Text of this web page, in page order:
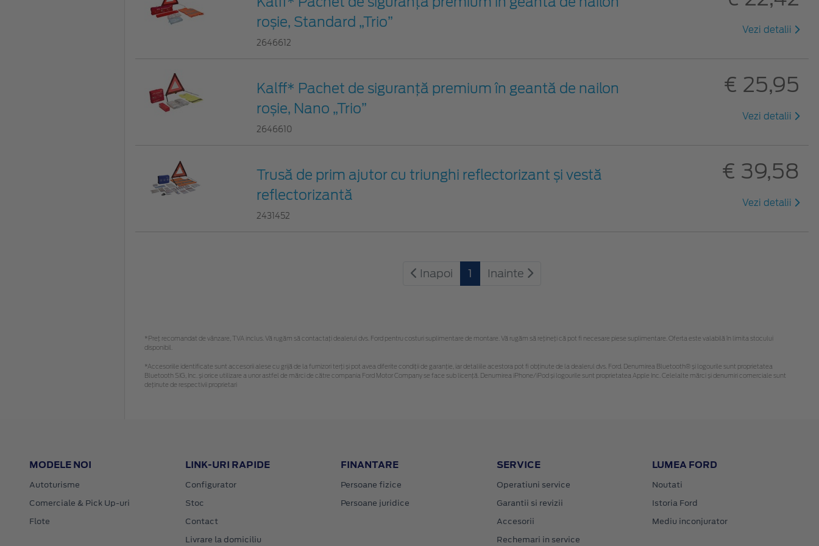
roșie, Standard „Trio”
2646612
Vezi detalii
Kalff* Pachet de siguranţă premium în geantă de nailon
roșie, Nano „Trio”
2646610
€ 25,95
Vezi detalii
Trusă de prim ajutor cu triunghi reflectorizant și vestă
reflectorizantă
2431452
€ 39,58
Vezi detalii
Inapoi 1 Inainte
*Preţ recomandat de vânzare, TVA inclus. Vă rugăm să contactaţi dealerul dvs. Ford pentru costuri suplimentare de montare. Vă rugăm să rețineți că pot fi necesare piese suplimentare. Oferta este valabilă în limita stocului
disponibil.
*Accesoriile identificate sunt accesorii alese cu grijă de la furnizori terți și pot avea diferite condiții de garanție, iar detaliile acestora pot fi obținute de la dealerul dvs. Ford. Denumirea Bluetooth® și logourile sunt proprietatea
Bluetooth SIG, Inc. și orice utilizare a unor astfel de mărci de către compania Ford Motor Company se face sub licență. Denumirea iPhone/iPod și logourile sunt proprietatea Apple Inc. Celelalte mărci și denumiri comerciale sunt
deținute de respectivii proprietari
MODELE NOI
Autoturisme
Comerciale & Pick Up-uri
Flote
LINK-URI RAPIDE
Configurator
Stoc
Contact
Livrare la domiciliu
FINANTARE
Persoane fizice
Persoane juridice
SERVICE
Operatiuni service
Garantii si revizii
Accesorii
Rechemari in service
LUMEA FORD
Noutati
Istoria Ford
Mediu inconjurator